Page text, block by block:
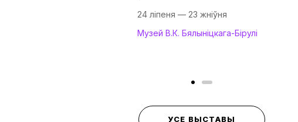
24 ліпеня — 23 жніўня
Музей В.К. Бялыніцкага-Бірулі
УСЕ ВЫСТАВЫ